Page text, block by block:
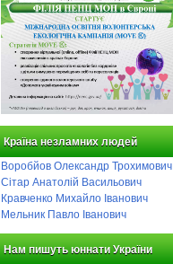
Країна незламних людей
Воробйов Олександр Трохимович
Сітар Анатолій Васильович
Кравченко Михайло Іванович
Мельник Павло Іванович
Нам пишуть юннати України